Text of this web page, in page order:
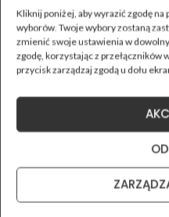
Kliknij poniżej, aby wyrazić zgodę
wyborów. Twoje wybory zostaną
zmienić swoje ustawienia w
zgodę, korzystając z przełączników
przycisk zarządzaj zgodą u dołu